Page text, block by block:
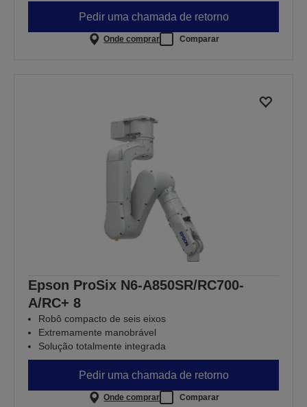
Pedir uma chamada de retorno
Onde comprar Comparar
Epson ProSix N6-A850SR/RC700-
A/RC+ 8
Robô compacto de seis eixos
Extremamente manobrável
Solução totalmente integrada
Pedir uma chamada de retorno
Onde comprar Comparar